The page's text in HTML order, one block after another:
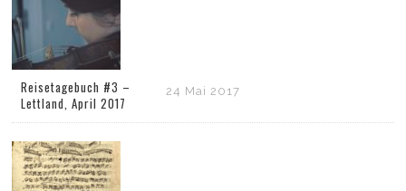
Reisetagebuch #3 –
Lettland, April 2017
24 Mai 2017